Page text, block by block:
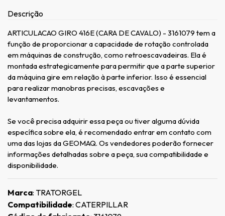
Descrição
ARTICULACAO GIRO 416E (CARA DE CAVALO) - 3161079 tem a
função de proporcionar a capacidade de rotação controlada
em máquinas de construção, como retroescavadeiras. Ela é
montada estrategicamente para permitir que a parte superior
da máquina gire em relação à parte inferior. Isso é essencial
para realizar manobras precisas, escavações e
levantamentos.
Se você precisa adquirir essa peça ou tiver alguma dúvida
específica sobre ela, é recomendado entrar em contato com
uma das lojas da GEOMAQ. Os vendedores poderão fornecer
informações detalhadas sobre a peça, sua compatibilidade e
disponibilidade.
Marca: TRATORGEL
Compatibilidade: CATERPILLAR